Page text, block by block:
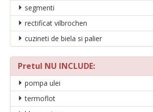
segmenti
rectificat vilbrochen
cuzineti de biela si palier
Pretul NU INCLUDE:
pompa ulei
termoflot